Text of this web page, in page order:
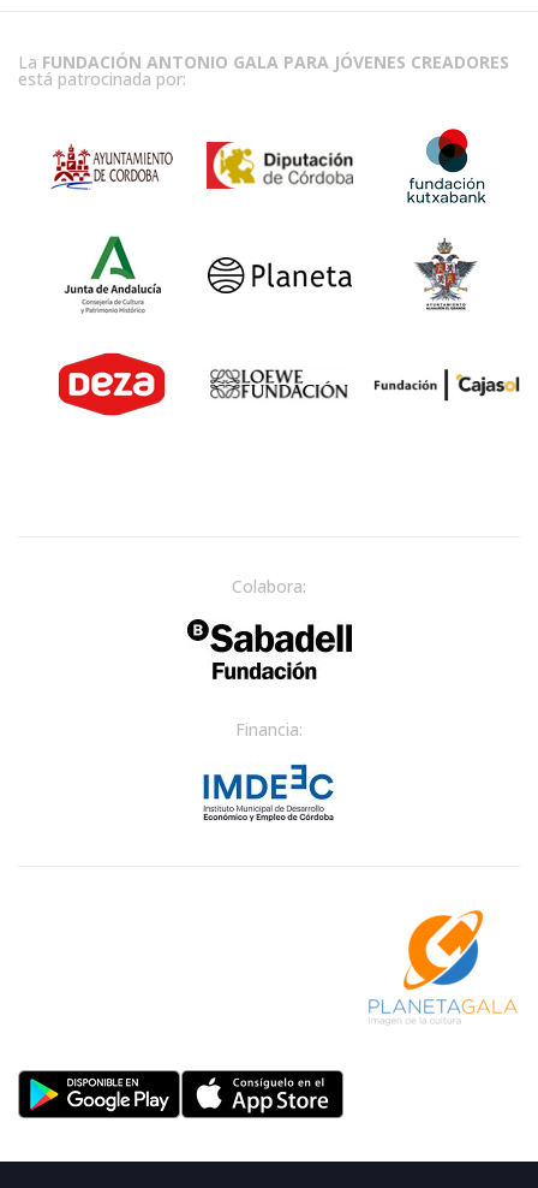
La FUNDACIÓN ANTONIO GALA PARA JÓVENES CREADORES
está patrocinada por:
Colabora:
Financia: